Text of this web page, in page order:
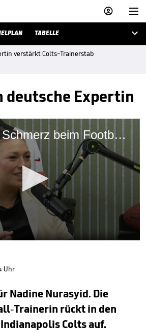


TABELLE 
verstärkt Colts-Trainerstab
deutsche Expertin
00:53 | "Der Schmerz beim Football war lächerlich"
Uhr
Nadine Nurasyid. Die
Trainerin rückt in den
Colts auf.